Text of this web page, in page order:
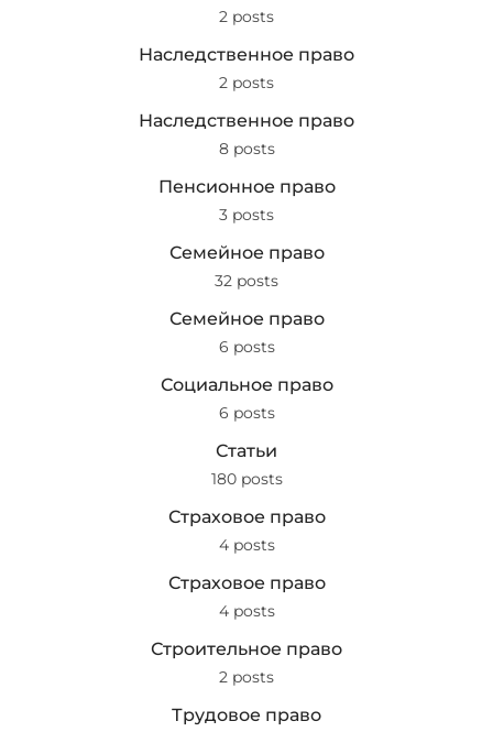
2 posts
Наследственное право
2 posts
Наследственное право
8 posts
Пенсионное право
3 posts
Семейное право
32 posts
Семейное право
6 posts
Социальное право
6 posts
Статьи
180 posts
Страховое право
4 posts
Страховое право
4 posts
Строительное право
2 posts
Трудовое право